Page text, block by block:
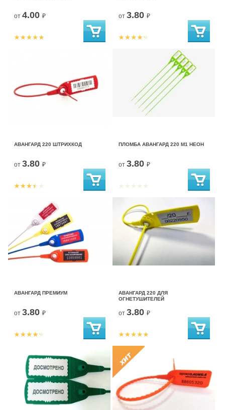
от 4.00 ₽ от 3.80 ₽
АВАНГАРД 220 ШТРИХКОД
от 3.80 ₽
ПЛОМБА АВАНГАРД 220 М1 НЕОН
от 3.80 ₽
АВАНГАРД ПРЕМИУМ
от 3.80 ₽
АВАНГАРД 220 ДЛЯ
ОГНЕТУШИТЕЛЕЙ
от 3.80 ₽